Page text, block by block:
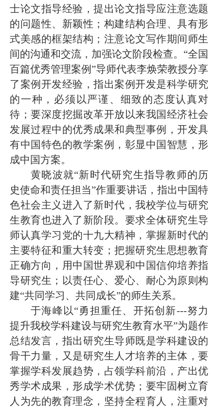
士论文指导经验，提出论文指导应注意选题
的问题性、新颖性；构建结构合理、具有形
式美感的框架结构；注意论文写作期间师生
间的沟通和交流，加强论文阶段检查。“全国
百篇优秀管理案例”导师代表李焕荣教授分享
了案例开发经验，指出案例开发是科学研究
的一种，必须以严谨、细致的态度认真对
待；要深度挖掘改革开放以来我国经济社会
发展过程中的优秀成果和典型事例，开发具
有中国特色的教学案例，彰显中国智慧，形
成中国方案。
黄晓波就“新时代研究生指导教师的历
史使命和责任担当”作重要讲话，指出中国特
色社会主义进入了新时代，我校学位与研究
生教育也进入了新阶段。要求全体研究生导
师认真学习党的十九大精神，掌握新时代的
主要特征和重大转变；把握研究生思想教育
正确方向，用中国世界观和中国信仰培养指
导研究生；以责任心、爱心、耐心为原则构
建“共同学习、共同成长”的师生关系。
于海峰以“勇担重任、开拓创新---努力
提升我校学科建设与研究生教育水平”为题作
总结发言，指出研究生导师既是学科建设的
骨干力量，又是研究生人才培养的主体，要
掌握学科发展趋势，占领学科前沿，产出优
秀学术成果，形成学术优势；要牢固树立育
人为先的教育理念，坚持全程育人，注重对